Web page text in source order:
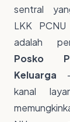
sentral
LKK PCNU
adalah
Posko
Keluarga
kanal